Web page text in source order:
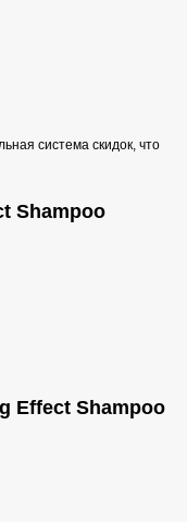
система скидок, что
Shampoo
Effect Shampoo